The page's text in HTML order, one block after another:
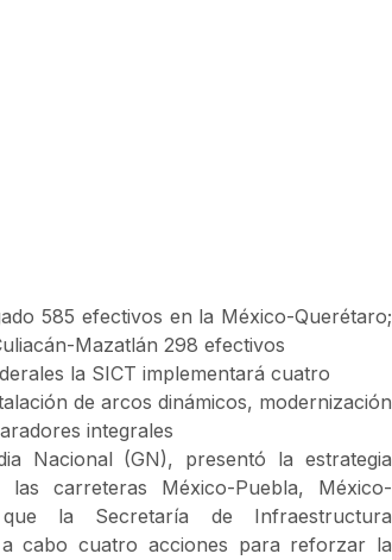
585 efectivos en la México-Querétaro;
Mazatlán 298 efectivos
la SICT implementará cuatro
de arcos dinámicos, modernización
integrales
Nacional (GN), presentó la estrategia
carreteras México-Puebla, México-
la Secretaría de Infraestructura
cabo cuatro acciones para reforzar la